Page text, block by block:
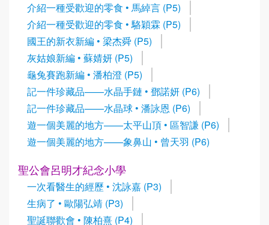
介紹一種受歡迎的零食 • 馬綽言 (P5)
介紹一種受歡迎的零食 • 駱穎霖 (P5)
國王的新衣新編 • 梁杰舜 (P5)
灰姑娘新編 • 蘇婧妍 (P5)
龜兔賽跑新編 • 潘柏澄 (P5)
記一件珍藏品——水晶手鏈 • 鄧諾妍 (P6)
記一件珍藏品——水晶球 • 潘詠恩 (P6)
遊一個美麗的地方——太平山頂 • 區智謙 (P6)
遊一個美麗的地方——象鼻山 • 曾天羽 (P6)
聖公會呂明才紀念小學
一次看醫生的經歷 • 沈詠嘉 (P3)
生病了 • 歐陽弘靖 (P3)
聖誕聯歡會 • 陳柏熹 (P4)